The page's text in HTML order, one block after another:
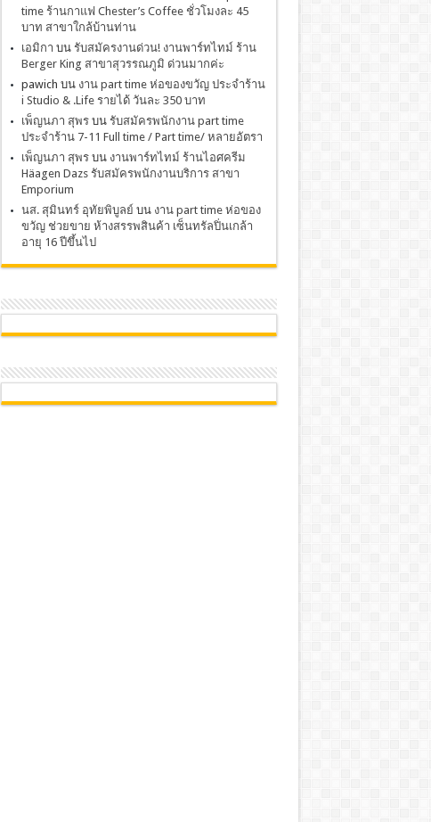
time ร้านกาแฟ Chester’s Coffee ชั่วโมงละ 45
บาท สาขาใกล้บ้านท่าน
เอมิกา บน รับสมัครงานด่วน! งานพาร์ทไทม์ ร้าน
Berger King สาขาสุวรรณภูมิ ด่วนมากค่ะ
pawich บน งาน part time ห่อของขวัญ ประจำร้าน
i Studio & .Life รายได้ วันละ 350 บาท
เพ็ญนภา สุพรบน รับสมัครพนักงาน part time
ประจำร้าน 7-11 Full time / Part time/ หลายอัตรา
เพ็ญนภา สุพรบน งานพาร์ทไทม์ ร้านไอศครีม
Häagen Dazs รับสมัครพนักงานบริการ สาขา
Emporium
นส. สุมินทร์ อุทัยพิบูลย์ บน งาน part time ห่อของ
ขวัญ ช่วยขาย ห้างสรรพสินค้า เซ็นทรัลปิ่นเกล้า
อายุ 16 ปีขึ้นไป